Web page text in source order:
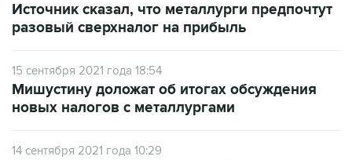
Источник сказал, что металлурги предпочтут
разовый сверхналог на прибыль
15 сентября 2021 года 18:54
Мишустину доложат об итогах обсуждения
новых налогов с металлургами
14 сентября 2021 года 10:29